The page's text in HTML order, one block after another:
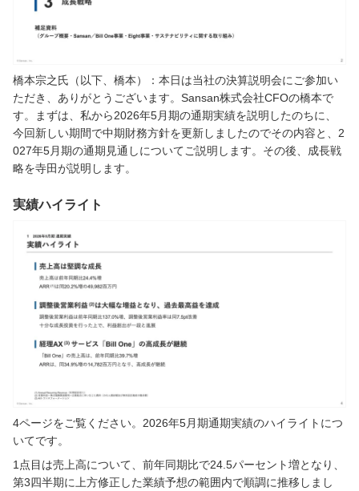
「Bill One」：提供価値の拡大
「Bill One」：「AI自動照合」
「Bill One」：「AI自動起票」「自動承認」
「Contract One」：個別ソリューションの展開
「Contract One」：料金プラン
「Eight」：業績推移
「Eight」：BtoB サービスの展開
「Eight」：BtoB サービスの展開
各サービスが目指す中期的な方向性
質疑応答：中期財務方針の成長率の前提条件について
けについて
の影響について
質疑応答：新年度および中期的な採用方針とAI利活用の影響
について
質疑応答：「Sansan」の単価下落トレンドと今後の見通し
質疑応答：AI機能による業務効率化と名刺・請求書契約領域
からの自動化の重要性について
質疑応答：中期財務方針期間中の収益性改善の見通しについ
の可能性について
質疑応答：2026年5月末時点の「Sansan」「Bill One」の受
注動向について
質疑応答：株主還元の枠の決定方針について
質疑応答：キャピタルアロケーションの基本方針と株主還元
の比率について
橋本宗之氏（以下、橋本）：本日は当社の決算説明会にご参加い
ただき、ありがとうございます。Sansan株式会社CFOの橋本で
す。まずは、私から2026年5月期の通期実績を説明したのちに、
今回新しい期間で中期財務方針を更新しましたのでその内容と、2
027年5月期の通期見通しについてご説明します。その後、成長戦
略を寺田が説明します。
実績ハイライト
4ページをご覧ください。2026年5月期通期実績のハイライトにつ
いてです。
1点目は売上高について、前年同期比で24.5パーセント増となり、
第3四半期に上方修正した業績予想の範囲内で順調に推移しまし